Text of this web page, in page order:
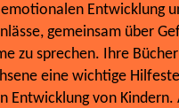
Entwicklung
gemeinsam über
zu sprechen. Ihre
eine wichtige
Entwicklung von